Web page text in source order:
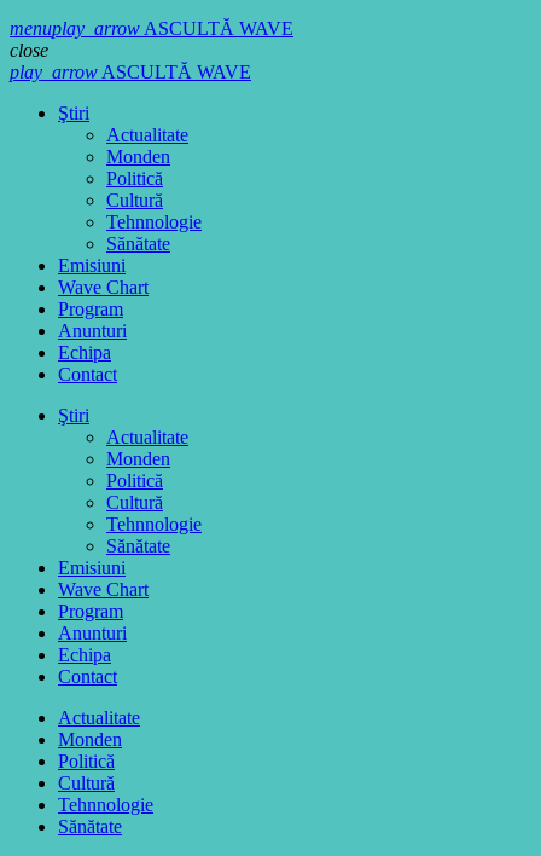
menuplay_arrowASCULTĂ WAVE
close
play_arrowASCULTĂ WAVE
Ştiri
Actualitate
Monden
Politică
Cultură
Tehnnologie
Sănătate
Emisiuni
Wave Chart
Program
Anunturi
Echipa
Contact
Ştiri
Actualitate
Monden
Politică
Cultură
Tehnnologie
Sănătate
Emisiuni
Wave Chart
Program
Anunturi
Echipa
Contact
Actualitate
Monden
Politică
Cultură
Tehnnologie
Sănătate